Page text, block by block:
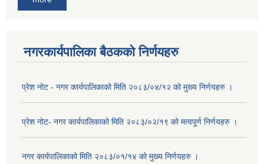
नगरकार्यपालिका बैठकको निर्णयहरु
प्रेश नोट - नगर कार्यपालिकाको मिति २०८३/०४/१२ को मुख्य निर्णयहरु ।
प्रेश नोट- नगर कार्यपालिकाको मिति २०८३/०२/१९ को मत्वपूर्ण निर्णयहरु ।
नगर कार्यपालिकाको मिति २०८३/०१/१४ को मुख्य निर्णयहरु ।